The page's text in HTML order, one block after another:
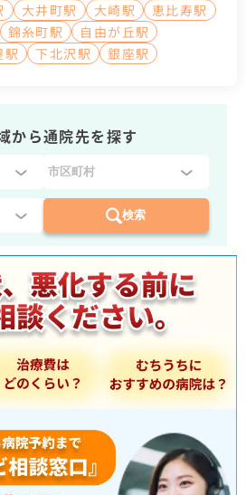
大井町駅 大崎駅
恵比寿駅
錦糸町駅
自由が丘駅
駅 下北沢駅 銀座駅
から通院先を探す
都
県
を
選
択
：
検索